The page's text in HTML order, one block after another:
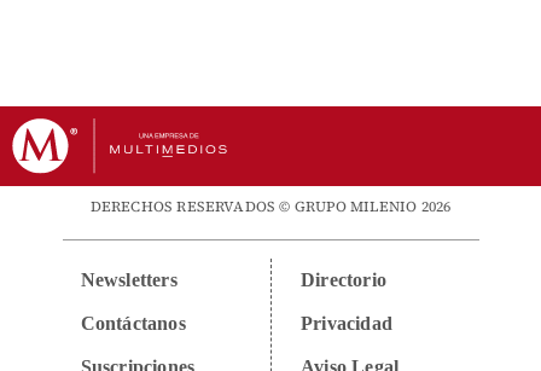
DERECHOS RESERVADOS © GRUPO MILENIO 2026
Newsletters
Contáctanos
Suscripciones
Directorio
Privacidad
Aviso Legal